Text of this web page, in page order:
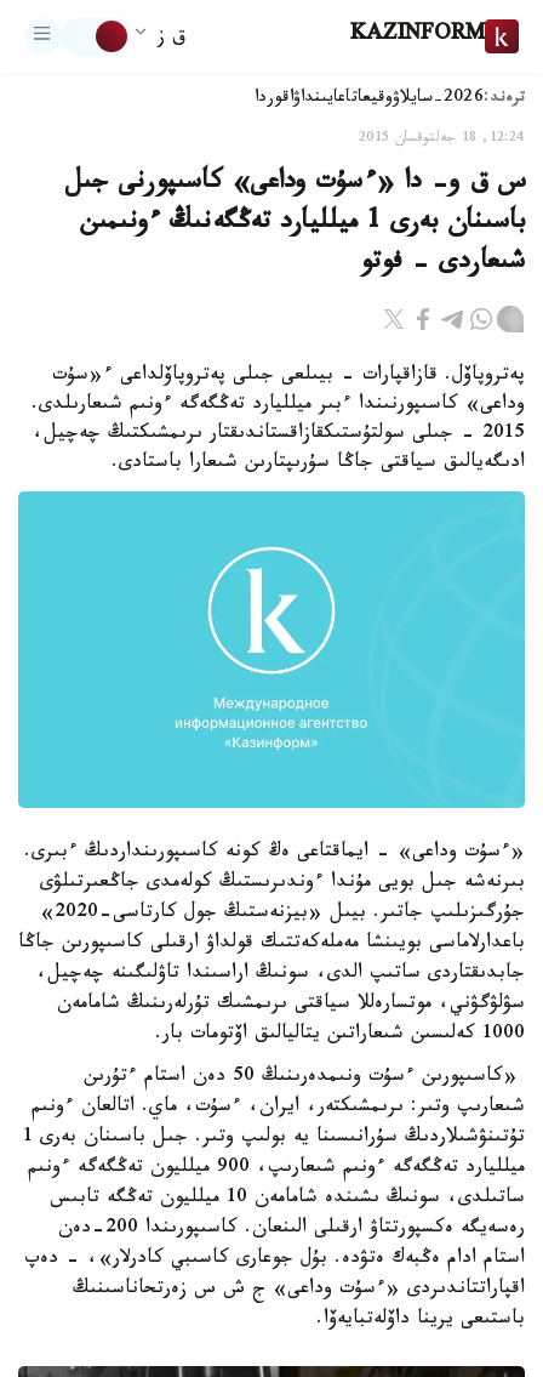
KAZINFORM ق ز
ترەند:2026-سايلاۋ وقيعاتاعايىنداۋاقوردا
12:24, 18 جەلتوقسان 2015
س ق و- دا «ءسۇت وداعى» كاسىپورنى جىل
باسىنان بەرى 1 ميلليارد تەڭگەنىڭ ءونىمىن
شىعاردى - فوتو
پەتروپاۆل. قازاقپارات - بيىلعى جىلى پەتروپاۆلداعى ء«سۇت
وداعى» كاسىپورنىندا ءبىر ميلليارد تەڭگەگە ءونىم شىعارىلدى.
2015 - جىلى سولتۇستىكقازاقستاندىقتار ىرىمشىكتىڭ چەچيل،
ادىگەيالىق سياقتى جاڭا سۇرىپتارىن شىعارا باستادى.
«ءسۇت وداعى» - ايماقتاعى ەڭ كونە كاسىپورىنداردىڭ ءبىرى.
بىرنەشە جىل بويى مۇندا ءوندىرىستىڭ كولەمدى جاڭعىرتىلۋى
جۇرگىزىلىپ جاتىر. بيىل «بيزنەستىڭ جول كارتاسى-2020»
باعدارلاماسى بويىنشا مەملەكەتتىك قولداۋ ارقىلى كاسىپورىن جاڭا
جابدىقتاردى ساتىپ الدى، سونىڭ اراسىندا تاۋلىگىنە چەچيل،
سۋلۋگۋني، موتسارەللا سياقتى ىرىمشىك تۇرلەرىنىڭ شامامەن
1000 كەلىسىن شىعاراتىن يتاليالىق اۆتومات بار.
«كاسىپورىن ءسۇت ونىمدەرىنىڭ 50 دەن استام ءتۇرىن
شىعارىپ وتىر: ىرىمشىكتەر، ايران، ءسۇت، ماي. اتالعان ءونىم
تۇتىنۋشىلاردىڭ سۇرانىسىنا يە بولىپ وتىر. جىل باسىنان بەرى 1
ميلليارد تەڭگەگە ءونىم شىعارىپ، 900 ميلليون تەڭگەگە ءونىم
ساتىلدى، سونىڭ ىشىندە شامامەن 10 ميلليون تەڭگە تابىس
رەسەيگە ەكسپورتتاۋ ارقىلى الىنعان. كاسىپورىندا 200-دەن
استام ادام ەڭبەك ەتۋدە. بۇل جوعارى كاسىبي كادرلار»، - دەپ
اقپاراتتاندىردى «ءسۇت وداعى» ج ش س زەرتحاناسىنىڭ
باستىعى يرينا داۆلەتبايەۆا.